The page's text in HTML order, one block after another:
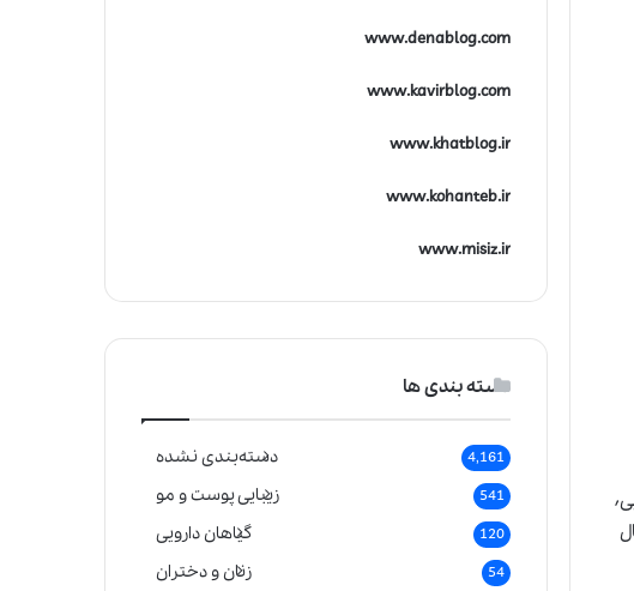
مزمن٬ درمان اسهال مزمن با داروهای گیاهی٬ درمان اسهال مزمن با طب سنتی٬ درمان اسهال مزمن با گیاهان دارویی٬
اسهال
www.denablog.com
www.kavirblog.com
www.khatblog.ir
www.kohanteb.ir
www.misiz.ir
دسته بندی ها
دسته‌بندی نشده 4,161
زیبایی پوست و مو 541
گیاهان دارویی 120
زنان و دختران 54